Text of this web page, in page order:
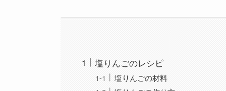
塩りんごのレシピ
塩りんごの材料